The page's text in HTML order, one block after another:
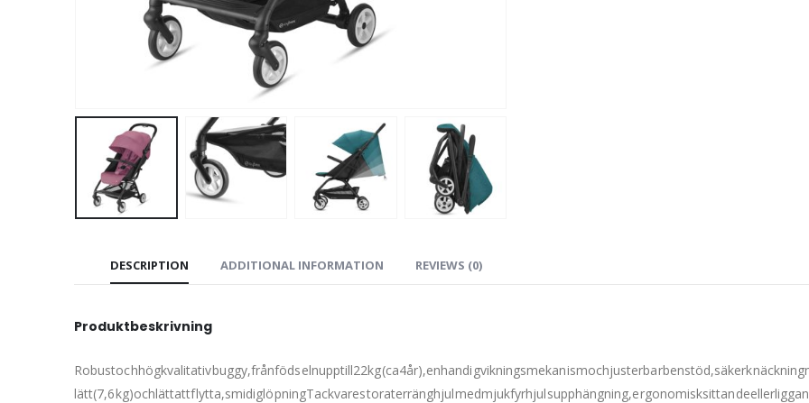
DESCRIPTION ADDITIONAL INFORMATION REVIEWS (0)
Produktbeskrivning